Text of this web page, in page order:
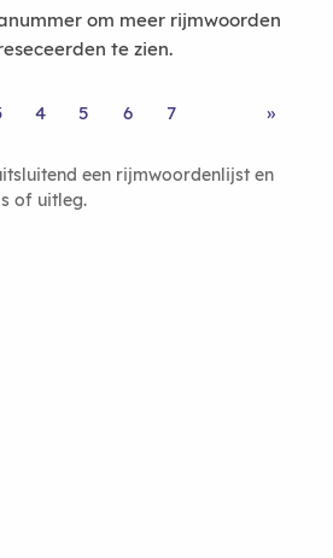
om meer rijmwoorden
te zien.
4 5 6 7 »
een rijmwoordenlijst en
of uitleg.